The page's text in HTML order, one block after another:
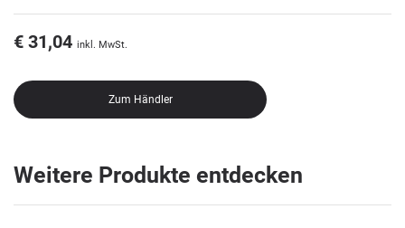
€ 31,04 inkl. MwSt.
Zum Händler
Weitere Produkte entdecken